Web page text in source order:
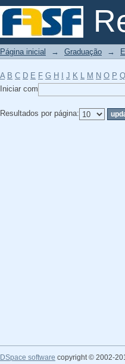
Filtrador por:
Página inicial → Graduação →
A B C D E F G H J K L M N O P Q
Iniciar com
Resultados por página:
DSpace software copyright © 2002-